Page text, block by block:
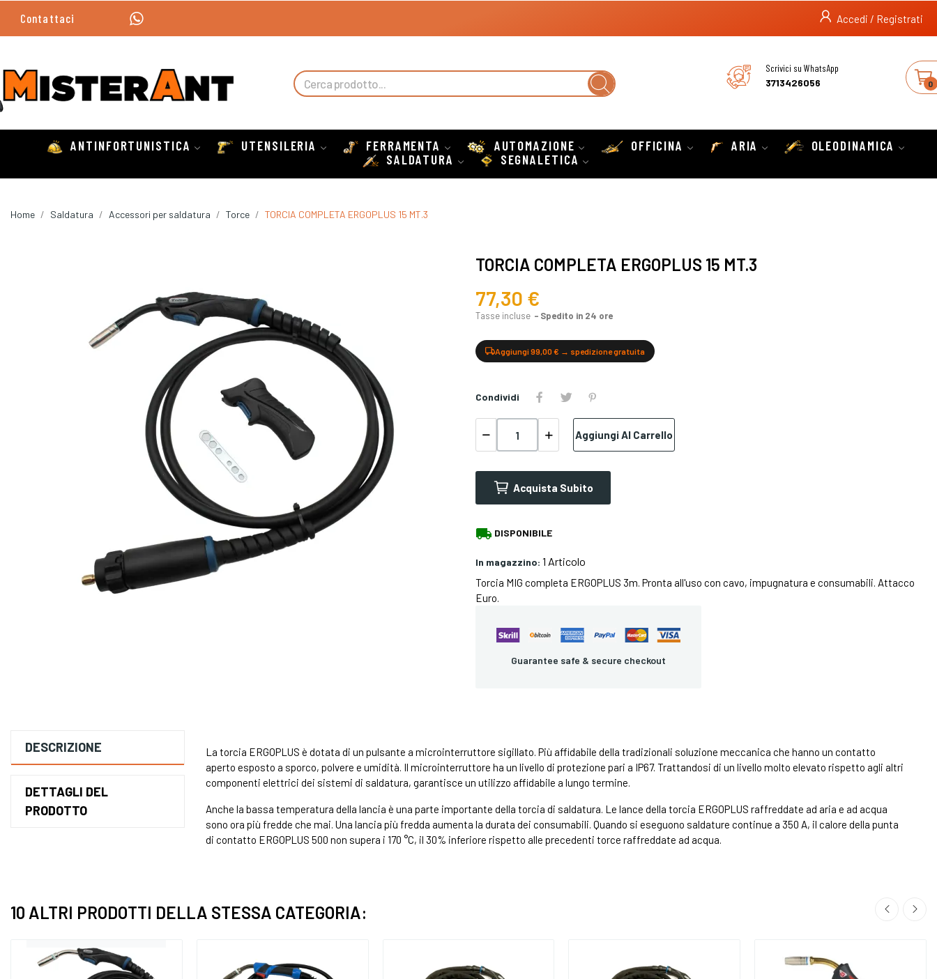
Contattaci Accedi / Registrati
0
Scrivici su WhatsApp
3713426056
ANTINFORTUNISTICA UTENSILERIA FERRAMENTA AUTOMAZIONE OFFICINA ARIA
OLEODINAMICA
SALDATURA
SEGNALETICA
Home Saldatura Accessori per saldatura Torce TORCIA COMPLETA ERGOPLUS 15 MT.3
TORCIA COMPLETA ERGOPLUS 15 MT.3
77,30 €
Tasse incluse Spedito in 24 ore
Aggiungi 99,00 € → spedizione gratuita
Condividi
Aggiungi Al Carrello
Acquista Subito
local_shipping DISPONIBILE
In magazzino: 1 Articolo
Torcia MIG completa ERGOPLUS 3m. Pronta all'uso con cavo, impugnatura e consumabili. Attacco
Euro.
Guarantee safe & secure checkout
DESCRIZIONE
DETTAGLI DEL
PRODOTTO
La torcia ERGOPLUS è dotata di un pulsante a microinterruttore sigillato. Più affidabile della tradizionali soluzione meccanica che hanno un contatto
aperto esposto a sporco, polvere e umidità. Il microinterruttore ha un livello di protezione pari a IP67. Trattandosi di un livello molto elevato rispetto agli altri
componenti elettrici dei sistemi di saldatura, garantisce un utilizzo affidabile a lungo termine.
Anche la bassa temperatura della lancia è una parte importante della torcia di saldatura. Le lance della torcia ERGOPLUS raffreddate ad aria e ad acqua
sono ora più fredde che mai. Una lancia più fredda aumenta la durata dei consumabili. Quando si eseguono saldature continue a 350 A, il calore della punta
di contatto ERGOPLUS 500 non supera i 170 °C, il 30% inferiore rispetto alle precedenti torce raffreddate ad acqua.
10 ALTRI PRODOTTI DELLA STESSA CATEGORIA: